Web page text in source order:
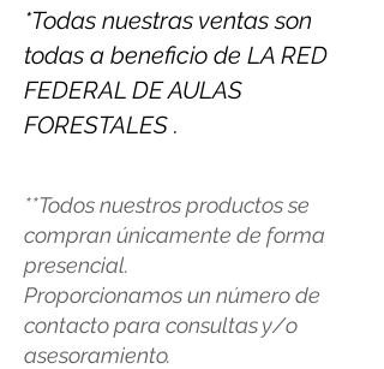
*Todas nuestras ventas son
todas a beneficio de LA RED
FEDERAL DE AULAS
FORESTALES .
**Todos nuestros productos se
compran únicamente de forma
presencial.
Proporcionamos un número de
contacto para consultas y/o
asesoramiento.